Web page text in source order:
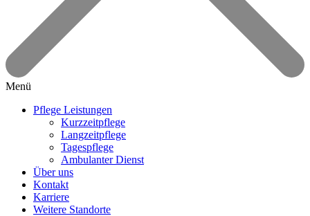
Menü
Pflege Leistungen
Kurzzeitpflege
Langzeitpflege
Tagespflege
Ambulanter Dienst
Über uns
Kontakt
Karriere
Weitere Standorte